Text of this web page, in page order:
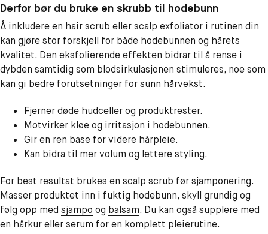
Derfor bør du bruke en skrubb til hodebunn
Å inkludere en hair scrub eller scalp exfoliator i rutinen din
kan gjøre stor forskjell for både hodebunnen og hårets
kvalitet. Den eksfolierende effekten bidrar til å rense i
dybden samtidig som blodsirkulasjonen stimuleres, noe som
kan gi bedre forutsetninger for sunn hårvekst.
Fjerner døde hudceller og produktrester.
Motvirker kløe og irritasjon i hodebunnen.
Gir en ren base for videre hårpleie.
Kan bidra til mer volum og lettere styling.
For best resultat brukes en scalp scrub før sjamponering.
Masser produktet inn i fuktig hodebunn, skyll grundig og
følg opp med sjampo og balsam. Du kan også supplere med
en hårkurellerserum for en komplett pleierutine.